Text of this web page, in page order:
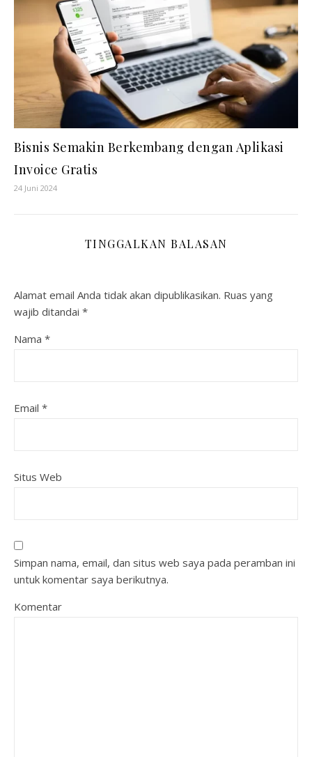
Bisnis Semakin Berkembang dengan Aplikasi
Invoice Gratis
24 Juni 2024
TINGGALKAN BALASAN
Alamat email Anda tidak akan dipublikasikan. Ruas yang
wajib ditandai *
Nama *
Email *
Situs Web
Simpan nama, email, dan situs web saya pada peramban ini
untuk komentar saya berikutnya.
Komentar